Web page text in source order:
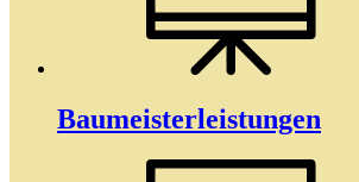
Baumeister­­leistungen